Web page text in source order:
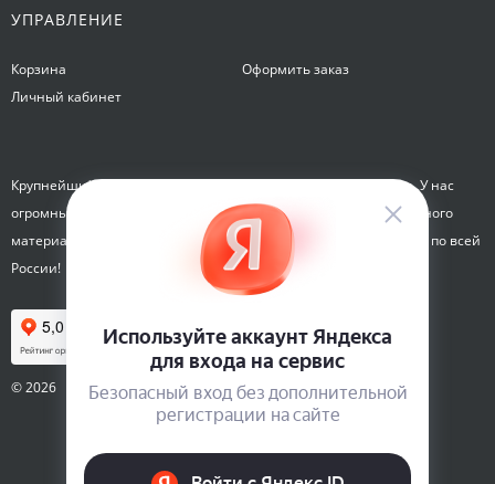
УПРАВЛЕНИЕ
Корзина
Личный кабинет
Оформить заказ
Крупнейший интернет-магазин семян Семена на Яблочкова. У нас
огромный каталог семян, растений, луковиц цветов и посадочного
материала. Здесь вы можете купить семена почтой и курьером по всей
России!
© 2026